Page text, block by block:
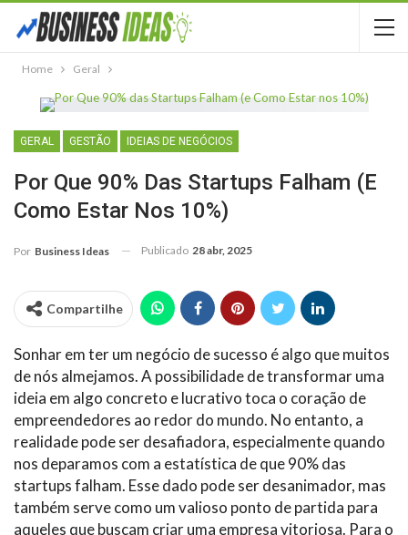
Home Geral
GERAL GESTÃO IDEIAS DE NEGÓCIOS
Por Que 90% Das Startups Falham (e
Como Estar Nos 10%)
Por Business Ideas Publicado 28 abr, 2025
Compartilhe
Sonhar em ter um negócio de sucesso é algo que muitos
de nós almejamos. A possibilidade de transformar uma
ideia em algo concreto e lucrativo toca o coração de
empreendedores ao redor do mundo. No entanto, a
realidade pode ser desafiadora, especialmente quando
nos deparamos com a estatística de que 90% das
startups falham. Esse dado pode ser desanimador, mas
também serve como um valioso ponto de partida para
aqueles que buscam criar uma empresa vitoriosa. Para o